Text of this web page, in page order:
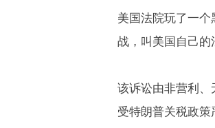
美国法院玩了一
战，叫美国自己的
该诉讼由非营利、
受特朗普关税政